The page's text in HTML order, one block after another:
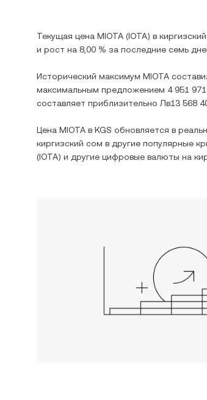
Текущая цена MIOTA (IOTA) в
и рост на 8,00 % за последние семь
Исторический максимум MIOTA
максимальным предложением 4 951
составляет приблизительно Лв13 568
Цена MIOTA в KGS обновляется в
киргизский сом в другие популярные
(IOTA) и другие цифровые валюты на